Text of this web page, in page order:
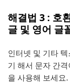
해결법 3 : 호
글 및 영어 글
인터넷 및 기타
기 해서 문자 간
을 사용해 보세요